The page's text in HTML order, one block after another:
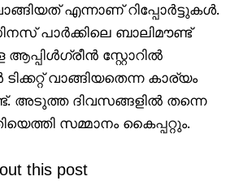
എന്നാണ് റിപ്പോർട്ടുകൾ.
പാർക്കിലെ ബാലിമൗണ്ട്
സ്റ്റോറിൽ
വാങ്ങിയതെന്ന കാര്യം
അടുത്ത ദിവസങ്ങളിൽ തന്നെ
സമ്മാനം കൈപ്പറ്റും.
this post